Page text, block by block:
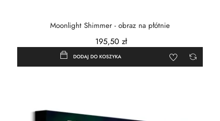
Moonlight Shimmer - obraz na płótnie
195,50 zł
DODAJ DO KOSZYKA